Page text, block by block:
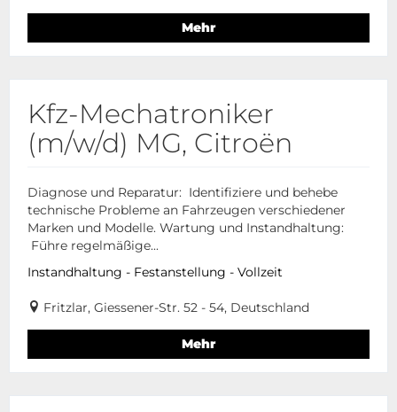
Mehr
Kfz-Mechatroniker
(m/w/d) MG, Citroën
Diagnose und Reparatur: Identifiziere und behebe
technische Probleme an Fahrzeugen verschiedener
Marken und Modelle. Wartung und Instandhaltung:
Führe regelmäßige...
Instandhaltung - Festanstellung - Vollzeit
Fritzlar, Giessener-Str. 52 - 54, Deutschland
Mehr